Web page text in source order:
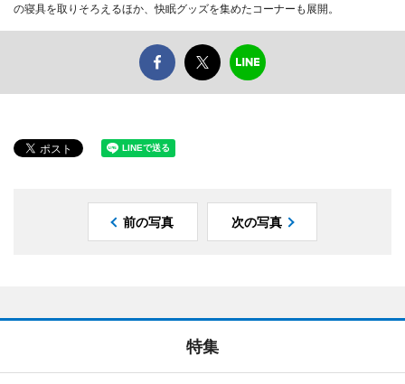
の寝具を取りそろえるほか、快眠グッズを集めたコーナーも展開。
前の写真 次の写真
特集